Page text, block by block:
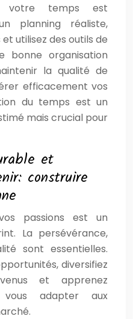
votre temps est
planning réaliste,
utilisez des outils de
bonne organisation
la qualité de
efficacement vos
du temps est un
mais crucial pour
et
construire
passions est un
La persévérance,
sont essentielles.
diversifiez
et apprenez
adapter aux